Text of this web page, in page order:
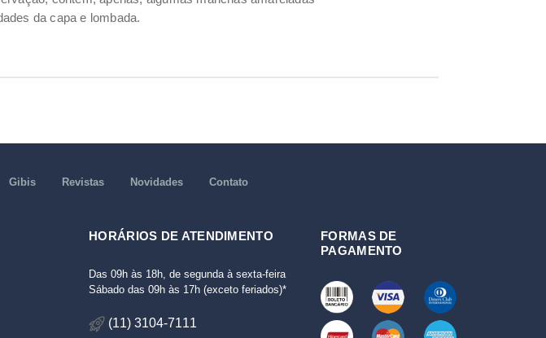
da capa e lombada.
Gibis Revistas Novidades Contato
HORÁRIOS DE ATENDIMENTO
Das 09h às 18h, de segunda à sexta-feira
Sábado das 09h às 17h (exceto feriados)*
(11) 3104-7111
FORMAS DE
PAGAMENTO